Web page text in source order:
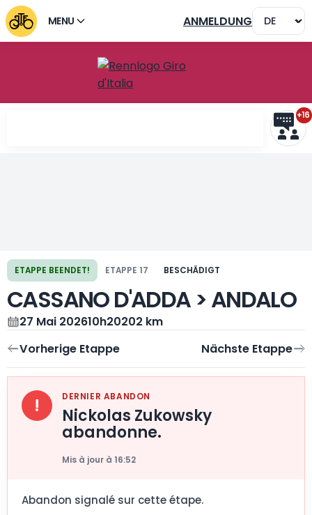
MENU ANMELDUNG
+16
ETAPPE BEENDET! ETAPPE 17 BESCHÄDIGT
CASSANO D'ADDA > ANDALO
27 Mai 202610h20202 km
Vorherige Etappe Nächste Etappe
! DERNIER ABANDON
Nickolas Zukowsky
abandonne.
Mis à jour à 16:52
Abandon signalé sur cette étape.